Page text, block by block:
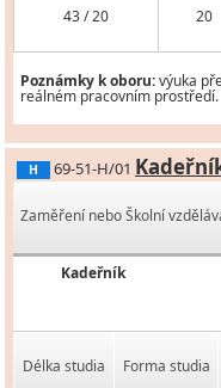
43 / 20 20
Poznámky k oboru:výuka
reálném pracovním prostředí.
H 69-51-H/01
Zaměření nebo Školní
Kadeřník
Délka studia Forma studia